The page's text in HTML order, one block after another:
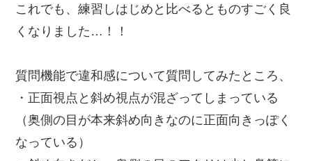
これでも、練習しはじめと比べるとものすごく良
くなりました…！！
質問機能で違和感について質問してみたところ、
・正面視点と斜め視点が混ざってしまっている
（奥側の目が本来斜め向きなのに正面向きっぽく
なっている）